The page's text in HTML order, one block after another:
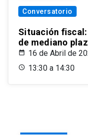
Conversatorio
Situación
de mediano
16 de Abril de
13:30 a 14:30